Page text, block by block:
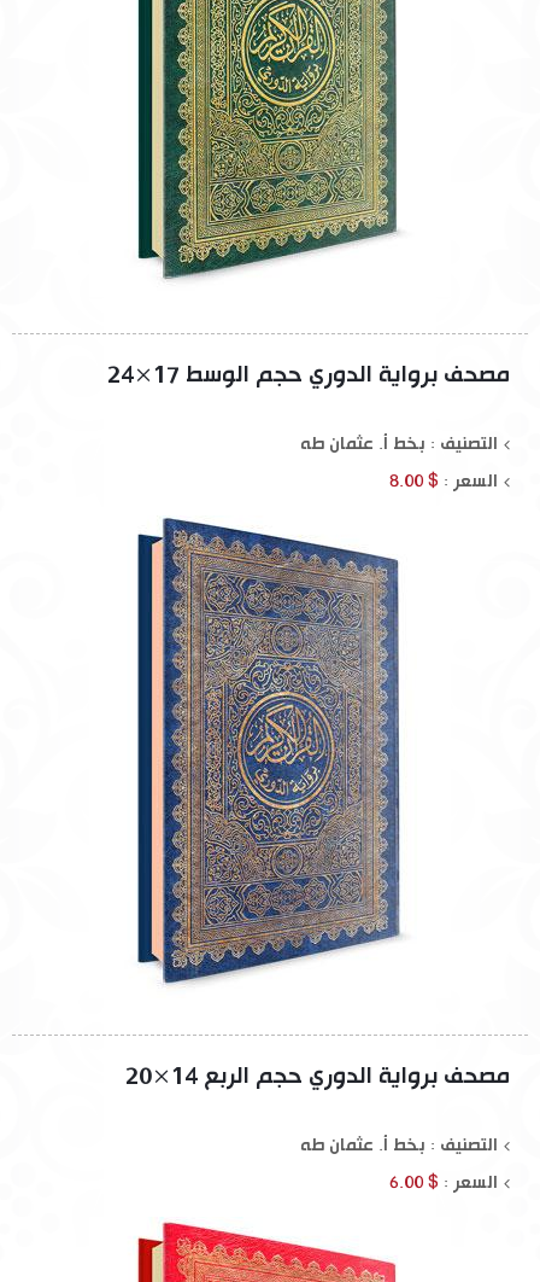
مصحف برواية الدوري حجم الوسط 17×24
التصنيف : بخط أ. عثمان طه
السعر : $ 8.00
مصحف برواية الدوري حجم الربع 14×20
التصنيف : بخط أ. عثمان طه
السعر : $ 6.00